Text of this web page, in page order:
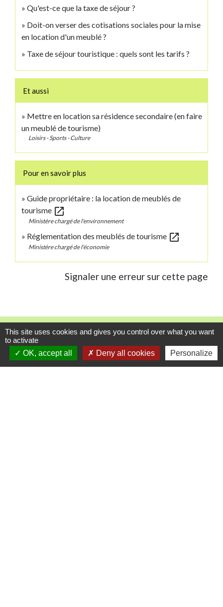
Qu'est-ce que la taxe de séjour ?
Doit-on verser des cotisations sociales pour la mise
en location d'un meublé ?
Taxe de séjour touristique : quels sont les tarifs ?
Et aussi
Mettre en location sa résidence secondaire (en faire
un meublé de tourisme)
Loisirs - Sports - Culture
Pour en savoir plus
Guide propriétaire : la location de meublés de
tourisme open_in_new
Ministère chargé de l'environnement
Réglementation des meublés de tourisme open_in_new
Ministère chargé de l'économie
Signaler une erreur sur cette page
Contacts
Commune de Danne-et-Quatre-Vents
2 Rue de l'Église
This site uses cookies and gives you control over what you want
to activate
OK, accept all
Deny all cookies Personalize